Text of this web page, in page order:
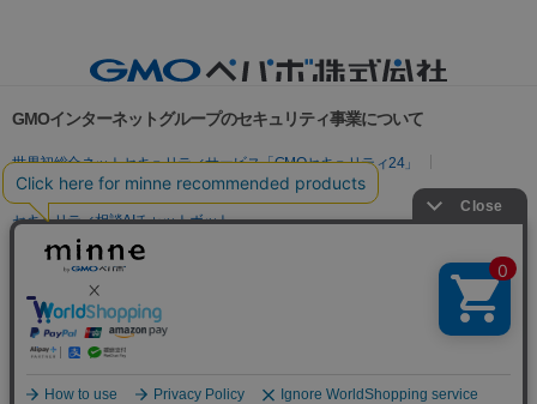
GMOインターネットグループのセキュリティ事業について
世界初総合ネットセキュリティサービス「GMOセキュリティ24」
パスワード漏洩診断
Webサイトリスク診断
セキュリティ相談AIチャットボット
実在証明・盗聴対策
サイバー攻撃対策（GMO Flatt Security）
セキュリティ事業の軌跡